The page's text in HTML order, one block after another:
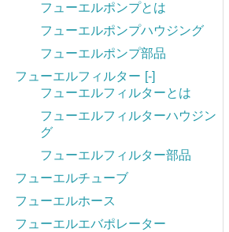
フューエルポンプとは
フューエルポンプハウジング
フューエルポンプ部品
フューエルフィルター [-]
フューエルフィルターとは
フューエルフィルターハウジン
グ
フューエルフィルター部品
フューエルチューブ
フューエルホース
フューエルエバポレーター